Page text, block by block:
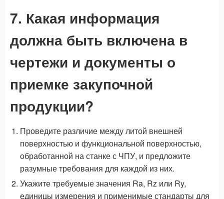
7. Какая информация
должна быть включена в
чертежи и документы о
приемке закупочной
продукции?
Проведите различие между литой внешней
поверхностью и функциональной поверхностью,
обработанной на станке с ЧПУ, и предложите
разумные требования для каждой из них.
Укажите требуемые значения Ra, Rz или Ry,
единицы измерения и применимые стандарты для